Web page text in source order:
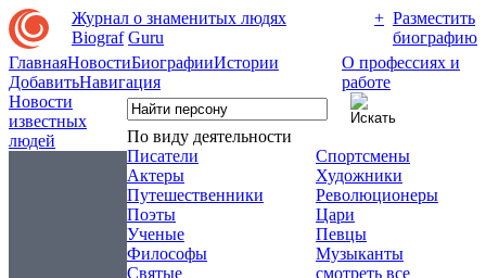
Журнал о знаменитых людях
Biograf Guru
+ Разместить
биографию
ГлавнаяНовостиБиографииИстории
ДобавитьНавигация
О профессиях и
работе
Новости
известных
людей
По виду деятельности
Писатели
Актеры
Путешественники
Поэты
Ученые
Философы
Святые
Спортсмены
Художники
Революционеры
Цари
Певцы
Музыканты
смотреть все